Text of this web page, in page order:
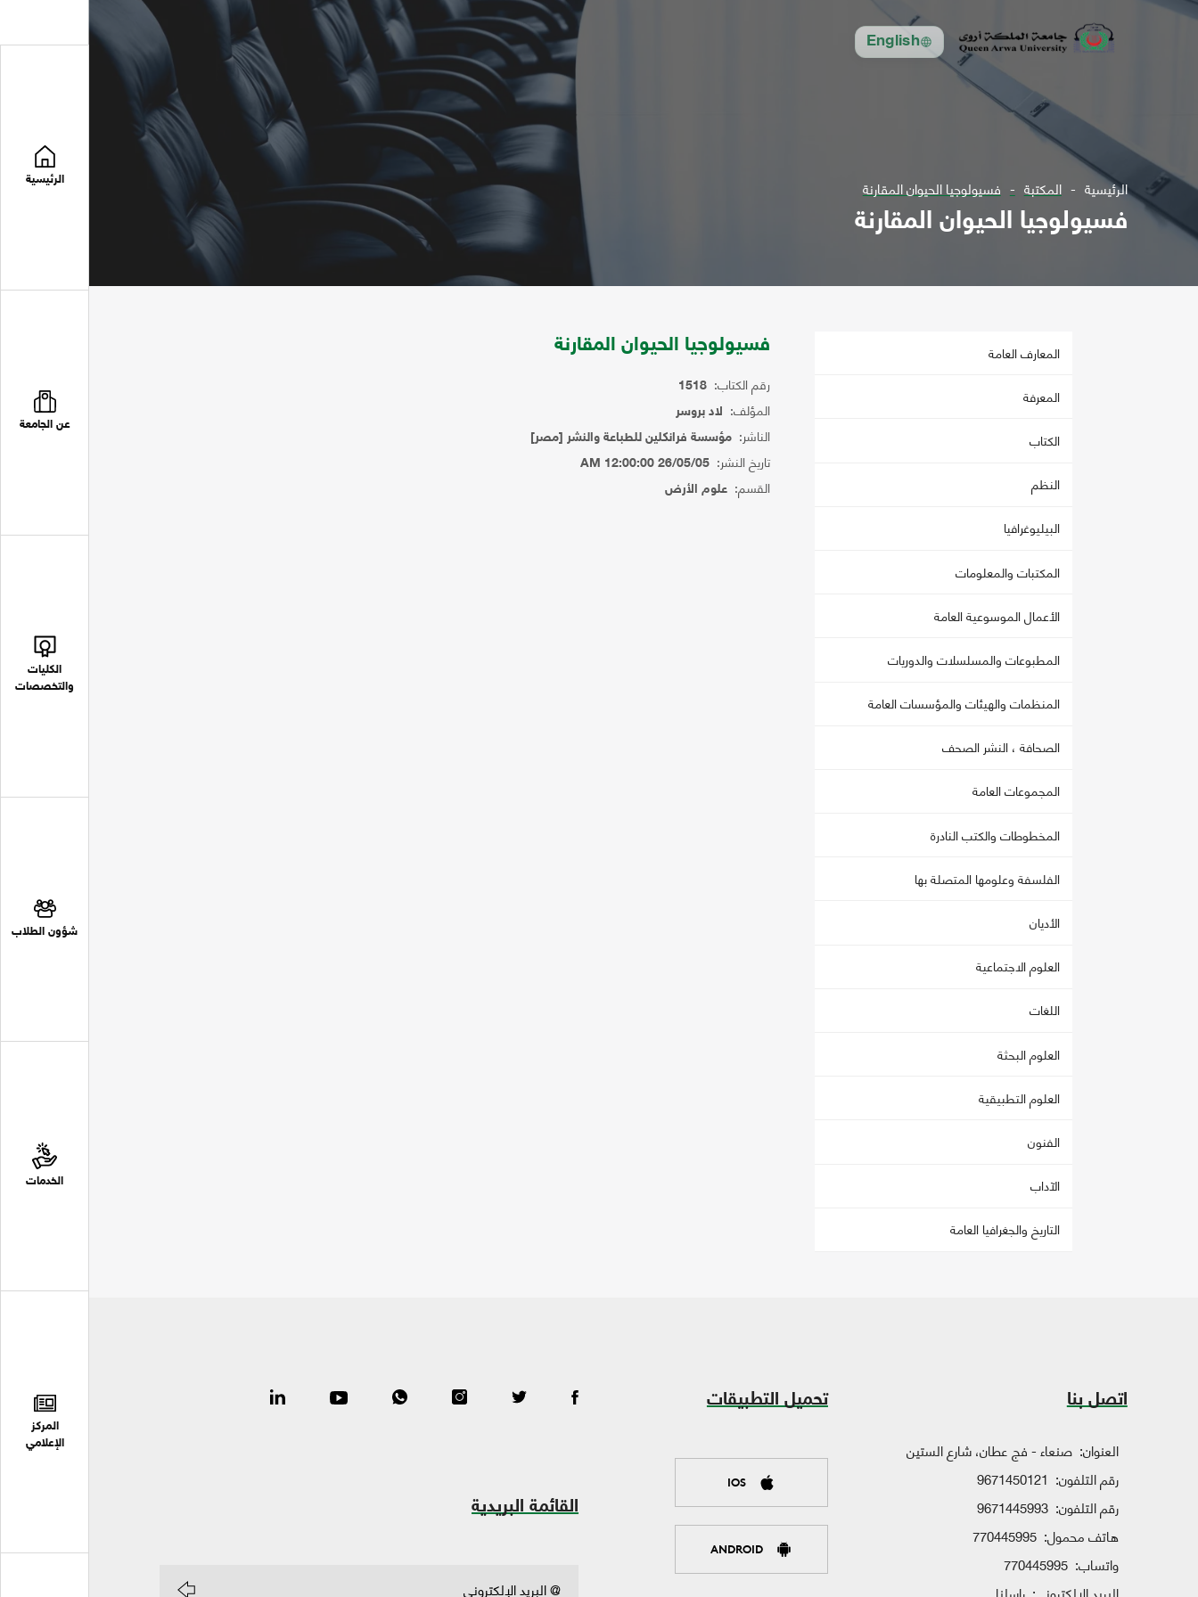
English
الرئيسية
عن الجامعة
الكليات
والتخصصات
شؤون الطلاب
الخدمات
المركز
الإعلامي
الرئيسية المكتبة فسيولوجيا الحيوان المقارنة
فسيولوجيا الحيوان المقارنة
المعارف العامة
المعرفة
الكتاب
النظم
البيليوغرافيا
المكتبات والمعلومات
الأعمال الموسوعية العامة
المطبوعات والمسلسلات والدوريات
المنظمات والهيئات والمؤسسات العامة
الصحافة ، النشر الصحف
المجموعات العامة
المخطوطات والكتب النادرة
الفلسفة وعلومها المتصلة بها
الأديان
العلوم الاجتماعية
اللغات
العلوم البحثة
العلوم التطبيقية
الفنون
الآداب
التاريخ والجغرافيا العامة
فسيولوجيا الحيوان المقارنة
رقم الكتاب: 1518
المؤلف: لاد بروسر
الناشر: مؤسسة فرانكلين للطباعة والنشر [مصر]
تاريخ النشر: 26/05/05 12:00:00 AM
القسم: علوم الأرض
اتصل بنا
العنوان: صنعاء - فج عطان، شارع الستين
رقم التلفون: 9671450121
رقم التلفون: 9671445993
هاتف محمول: 770445995
واتساب: 770445995
تحميل التطبيقات
IOS
ANDROID
القائمة البريدية